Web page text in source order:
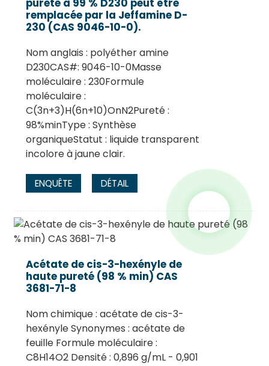
pureté à 99 % D230 peut être
remplacée par la Jeffamine D-
230 (CAS 9046-10-0).
Nom anglais : polyéther amine
D230CAS#: 9046-10-0Masse
moléculaire : 230Formule
moléculaire :
C(3n+3)H(6n+10)OnN2Pureté :
98%minType : Synthèse
organiqueStatut : liquide transparent
incolore à jaune clair.
ENQUÊTE DÉTAIL
Acétate de cis-3-hexényle de
haute pureté (98 % min) CAS
3681-71-8
Nom chimique : acétate de cis-3-
hexényle Synonymes : acétate de
feuille Formule moléculaire :
C8H14O2 Densité : 0,896 g/mL - 0,901